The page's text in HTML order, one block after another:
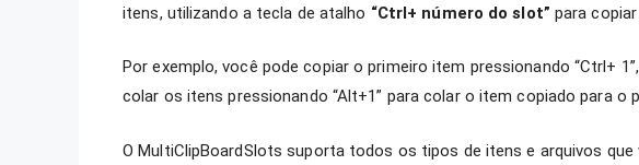
itens, utilizando a tecla de atalho “Ctrl+ número do slot” para
Por exemplo, você pode copiar o primeiro item pressionando “Ctrl+
colar os itens pressionando “Alt+1” para colar o item copiado para o
O MultiClipBoardSlots suporta todos os tipos de itens e arquivos